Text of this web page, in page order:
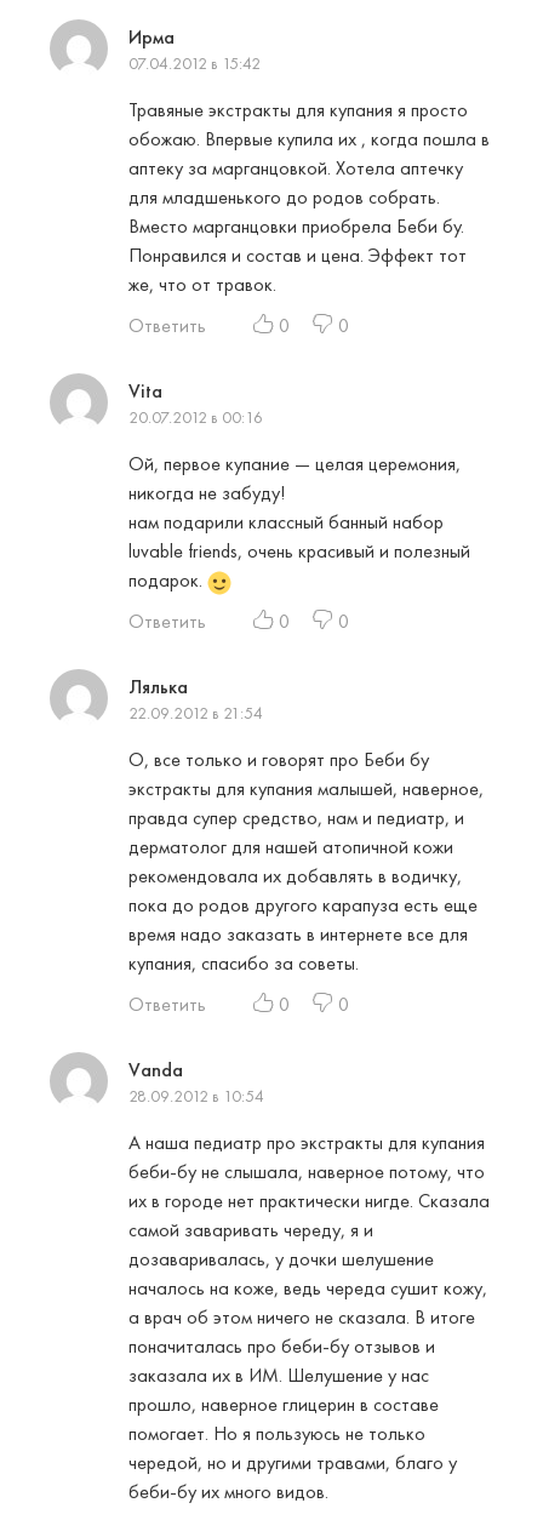
Ирма
07.04.2012 в 15:42
Травяные экстракты для купания я просто
обожаю. Впервые купила их , когда пошла в
аптеку за марганцовкой. Хотела аптечку
для младшенького до родов собрать.
Вместо марганцовки приобрела Беби бу.
Понравился и состав и цена. Эффект тот
же, что от травок.
Ответить
0 0
Vita
20.07.2012 в 00:16
Ой, первое купание — целая церемония,
никогда не забуду!
нам подарили классный банный набор
luvable friends, очень красивый и полезный
подарок.
Ответить
0 0
Лялька
22.09.2012 в 21:54
О, все только и говорят про Беби бу
экстракты для купания малышей, наверное,
правда супер средство, нам и педиатр, и
дерматолог для нашей атопичной кожи
рекомендовала их добавлять в водичку,
пока до родов другого карапуза есть еще
время надо заказать в интернете все для
купания, спасибо за советы.
Ответить
0 0
Vanda
28.09.2012 в 10:54
А наша педиатр про экстракты для купания
беби-бу не слышала, наверное потому, что
их в городе нет практически нигде. Сказала
самой заваривать череду, я и
дозаваривалась, у дочки шелушение
началось на коже, ведь череда сушит кожу,
а врач об этом ничего не сказала. В итоге
поначиталась про беби-бу отзывов и
заказала их в ИМ. Шелушение у нас
прошло, наверное глицерин в составе
помогает. Но я пользуюсь не только
чередой, но и другими травами, благо у
беби-бу их много видов.